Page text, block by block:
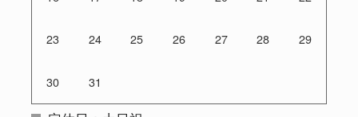
23 24 25 26 27 28 29
30 31